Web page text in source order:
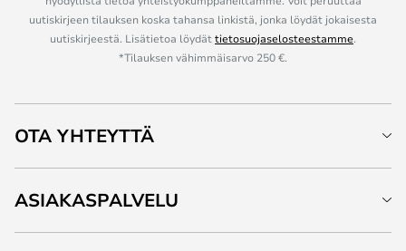
uutiskirjeen tilauksen koska tahansa linkistä, jonka löydät jokaisesta
uutiskirjeestä. Lisätietoa löydättietosuojaselosteestamme.
*Tilauksen vähimmäisarvo 250 €.
OTA YHTEYTTÄ
ASIAKASPALVELU